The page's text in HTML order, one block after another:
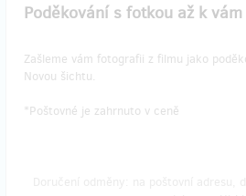
Poděkování s fotkou až k
Zašleme vám fotografii z filmu jako
Novou šichtu.
​*Poštovné je zahrnuto v ceně